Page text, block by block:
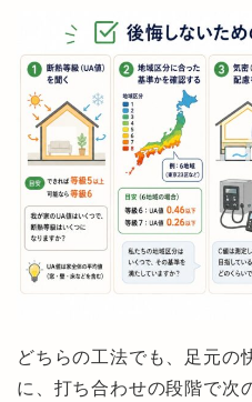
どちらの工法でも、足元の
に、打ち合わせの段階で次